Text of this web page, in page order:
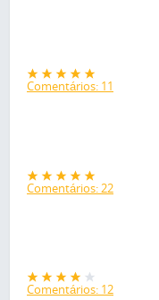
Comentários: 11
Comentários: 22
Comentários: 12